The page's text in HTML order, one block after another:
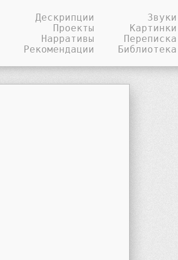
Дескрипции
Проекты
Нарративы
Рекомендации
Звуки
Картинки
Переписка
Библиотека